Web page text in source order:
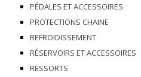
PÉDALES ET ACCESSOIRES
PROTECTIONS CHAINE
REFROIDISSEMENT
RÉSERVOIRS ET ACCESSOIRES
RESSORTS